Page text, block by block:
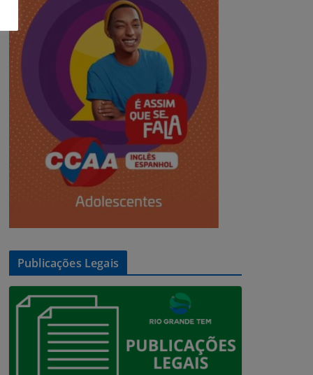
Publicações Legais